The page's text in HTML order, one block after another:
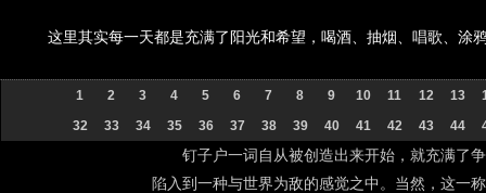
这里其实每一天都是充满了阳光和希望，喝酒、抽烟、唱歌、涂
1 2 3 4 5 6 7 8 9 10 11 12 13
32
33 34 35 36 37 38 39 40 41 42 43 44
钉子户一词自从被创造出来开始，就充满了
陷入到一种与世界为敌的感觉之中。当然，这一